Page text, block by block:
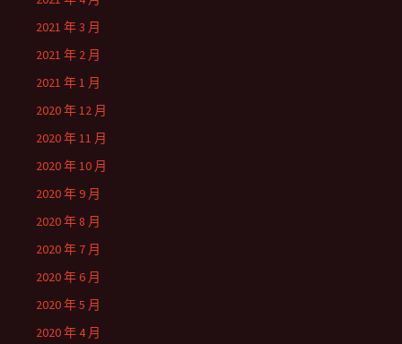
2021 年 3 月
2021 年 2 月
2021 年 1 月
2020 年 12 月
2020 年 11 月
2020 年 10 月
2020 年 9 月
2020 年 8 月
2020 年 7 月
2020 年 6 月
2020 年 5 月
2020 年 4 月